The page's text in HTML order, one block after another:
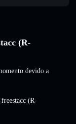
(R-
devido a
(R-